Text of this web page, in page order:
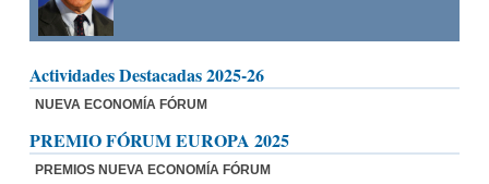
Actividades Destacadas 2025-26
NUEVA ECONOMÍA FÓRUM
PREMIO FÓRUM EUROPA 2025
PREMIOS NUEVA ECONOMÍA FÓRUM